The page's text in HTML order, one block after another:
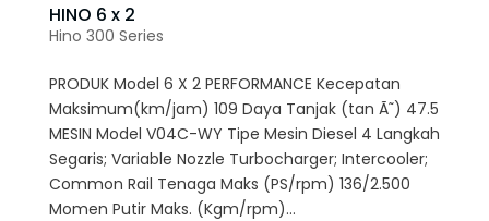
HINO 6 x 2
Hino 300 Series
PRODUK Model 6 X 2 PERFORMANCE Kecepatan
Maksimum(km/jam) 109 Daya Tanjak (tan Ã˜) 47.5
MESIN Model V04C-WY Tipe Mesin Diesel 4 Langkah
Segaris; Variable Nozzle Turbocharger; Intercooler;
Common Rail Tenaga Maks (PS/rpm) 136/2.500
Momen Putir Maks. (Kgm/rpm)...